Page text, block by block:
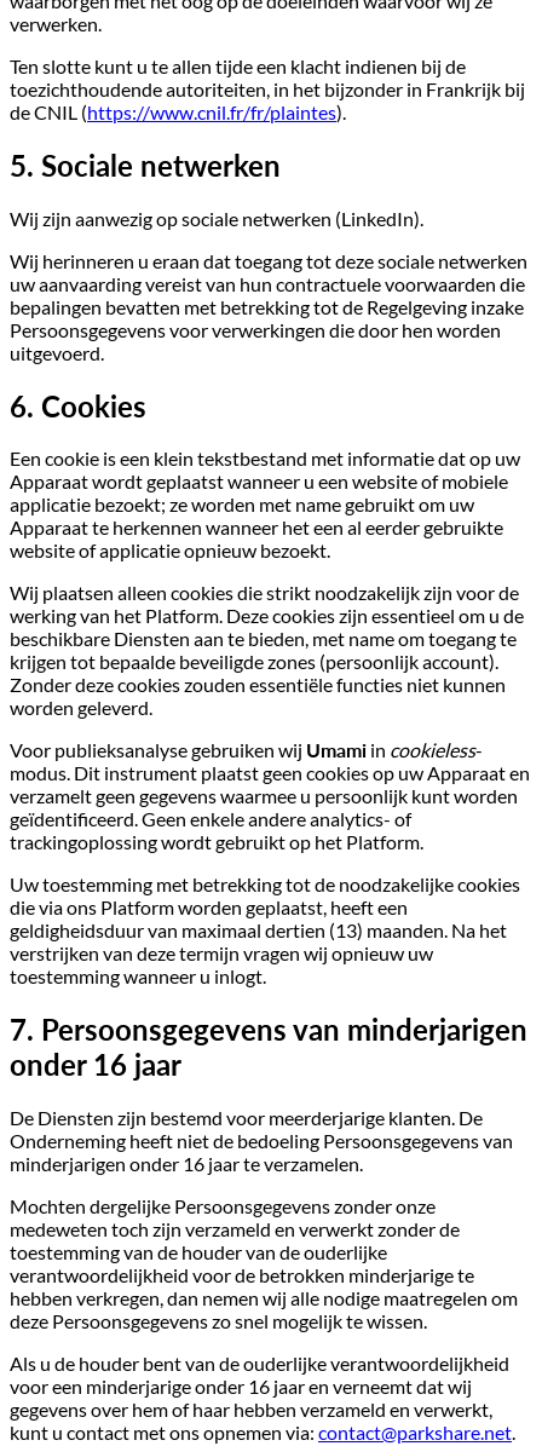
verwerken.
Ten slotte kunt u te allen tijde een klacht indienen bij de
toezichthoudende autoriteiten, in het bijzonder in Frankrijk bij
de CNIL (https://www.cnil.fr/fr/plaintes).
5. Sociale netwerken
Wij zijn aanwezig op sociale netwerken (LinkedIn).
Wij herinneren u eraan dat toegang tot deze sociale netwerken
uw aanvaarding vereist van hun contractuele voorwaarden die
bepalingen bevatten met betrekking tot de Regelgeving inzake
Persoonsgegevens voor verwerkingen die door hen worden
uitgevoerd.
6. Cookies
Een cookie is een klein tekstbestand met informatie dat op uw
Apparaat wordt geplaatst wanneer u een website of mobiele
applicatie bezoekt; ze worden met name gebruikt om uw
Apparaat te herkennen wanneer het een al eerder gebruikte
website of applicatie opnieuw bezoekt.
Wij plaatsen alleen cookies die strikt noodzakelijk zijn voor de
werking van het Platform. Deze cookies zijn essentieel om u de
beschikbare Diensten aan te bieden, met name om toegang te
krijgen tot bepaalde beveiligde zones (persoonlijk account).
Zonder deze cookies zouden essentiële functies niet kunnen
worden geleverd.
Voor publieksanalyse gebruiken wij Umami in cookieless-
modus. Dit instrument plaatst geen cookies op uw Apparaat en
verzamelt geen gegevens waarmee u persoonlijk kunt worden
geïdentificeerd. Geen enkele andere analytics- of
trackingoplossing wordt gebruikt op het Platform.
Uw toestemming met betrekking tot de noodzakelijke cookies
die via ons Platform worden geplaatst, heeft een
geldigheidsduur van maximaal dertien (13) maanden. Na het
verstrijken van deze termijn vragen wij opnieuw uw
toestemming wanneer u inlogt.
7. Persoonsgegevens van minderjarigen
onder 16 jaar
De Diensten zijn bestemd voor meerderjarige klanten. De
Onderneming heeft niet de bedoeling Persoonsgegevens van
minderjarigen onder 16 jaar te verzamelen.
Mochten dergelijke Persoonsgegevens zonder onze
medeweten toch zijn verzameld en verwerkt zonder de
toestemming van de houder van de ouderlijke
verantwoordelijkheid voor de betrokken minderjarige te
hebben verkregen, dan nemen wij alle nodige maatregelen om
deze Persoonsgegevens zo snel mogelijk te wissen.
Als u de houder bent van de ouderlijke verantwoordelijkheid
voor een minderjarige onder 16 jaar en verneemt dat wij
gegevens over hem of haar hebben verzameld en verwerkt,
kunt u contact met ons opnemen via: contact@parkshare.net.